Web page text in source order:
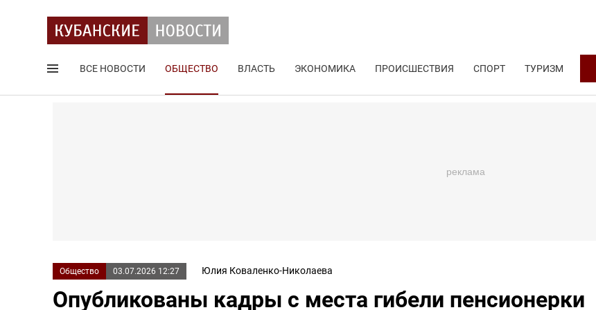
ВСЕ НОВОСТИ ОБЩЕСТВО ВЛАСТЬ ЭКОНОМИКА ПРОИСШЕСТВИЯ СПОРТ ТУРИЗМ
Общество 03.07.2026 12:27 Юлия Коваленко-Николаева
Опубликованы кадры с места гибели пенсионерки